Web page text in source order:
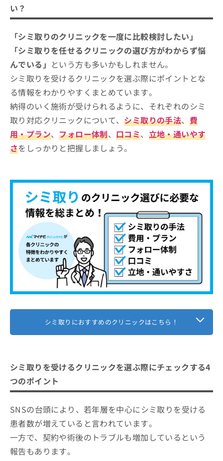
い？
「シミ取りのクリニックを一度に比較検討したい」
「シミ取りを任せるクリニックの選び方がわからず悩
んでいる」 という方も多いかもしれません。
シミ取りを受けるクリニックを選ぶ際にポイントとな
る情報をわかりやすくまとめています。
納得のいく施術が受けられるように、それぞれのシミ
取り対応クリニックについて、シミ取りの手法、 費
用・プラン、フォロー体制、口コミ、 立地・通いやす
さをしっかりと把握しましょう。
シミ取りにおすすめのクリニックはこちら！
シミ取りを受けるクリニックを選ぶ際にチェックする4
つのポイント
SNSの台頭により、若年層を中心にシミ取りを受ける
患者数が増えていると言われています。
一方で、契約や術後のトラブルも増加しているという
報告もあります。